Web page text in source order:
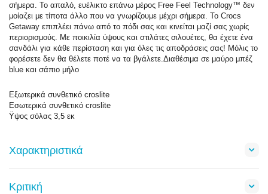
σήμερα. Το απαλό, ευέλικτο επάνω μέρος Free Feel Technology™ δεν
μοίαζει με τίποτα άλλο που να γνωρίζουμε μέχρι σήμερα. Το Crocs
Getaway επιπλέει πάνω από το πόδι σας και κινείται μαζί σας χωρίς
περιορισμούς. Με ποικιλία ύψους και στιλάτες σιλουέτες, θα έχετε ένα
σανδάλι για κάθε περίσταση και για όλες τις αποδράσεις σας! Μόλις το
φορέσετε δεν θα θέλετε ποτέ να τα βγάλετε.Διαθέσιμα σε μαύρο μπέζ
blue και σάπιο μήλο
Εξωτερικά συνθετικό croslite
Εσωτερικά συνθετικό croslite
Ϋψος σόλας 3,5 εκ
Χαρακτηριστικά
Κριτική